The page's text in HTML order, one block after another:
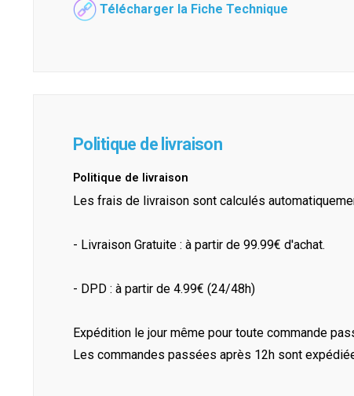
Télécharger la Fiche Technique
Politique de livraison
Politique de livraison
Les frais de livraison sont calculés
- Livraison Gratuite : à partir de 99.99€ d'achat.
- DPD : à partir de 4.99€ (24/48h)
Expédition le jour même pour toute commande
Les commandes passées après 12h sont